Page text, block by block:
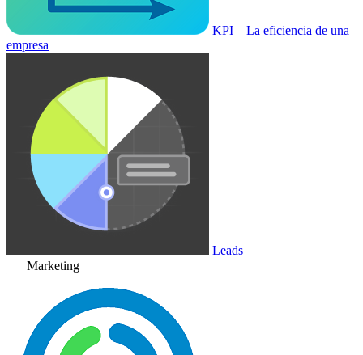
KPI – La eficiencia de una
empresa
Leads
Marketing